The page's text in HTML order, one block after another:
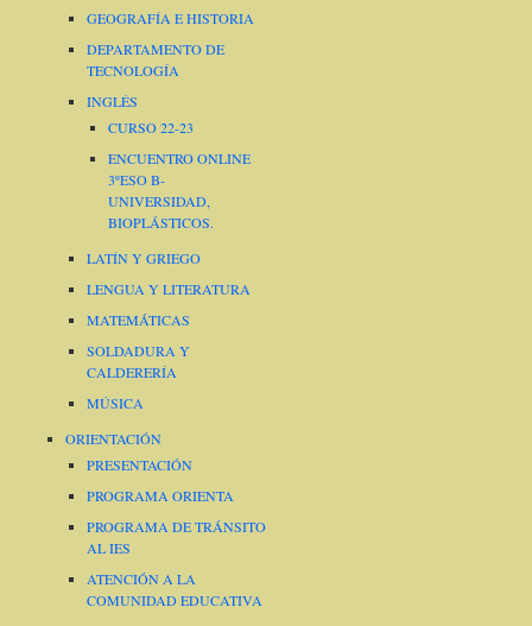
GEOGRAFÍA E HISTORIA
DEPARTAMENTO DE
TECNOLOGÍA
INGLÉS
CURSO 22-23
ENCUENTRO ONLINE
3ºESO B-
UNIVERSIDAD,
BIOPLÁSTICOS.
LATÍN Y GRIEGO
LENGUA Y LITERATURA
MATEMÁTICAS
SOLDADURA Y
CALDERERÍA
MÚSICA
ORIENTACIÓN
PRESENTACIÓN
PROGRAMA ORIENTA
PROGRAMA DE TRÁNSITO
AL IES
ATENCIÓN A LA
COMUNIDAD EDUCATIVA